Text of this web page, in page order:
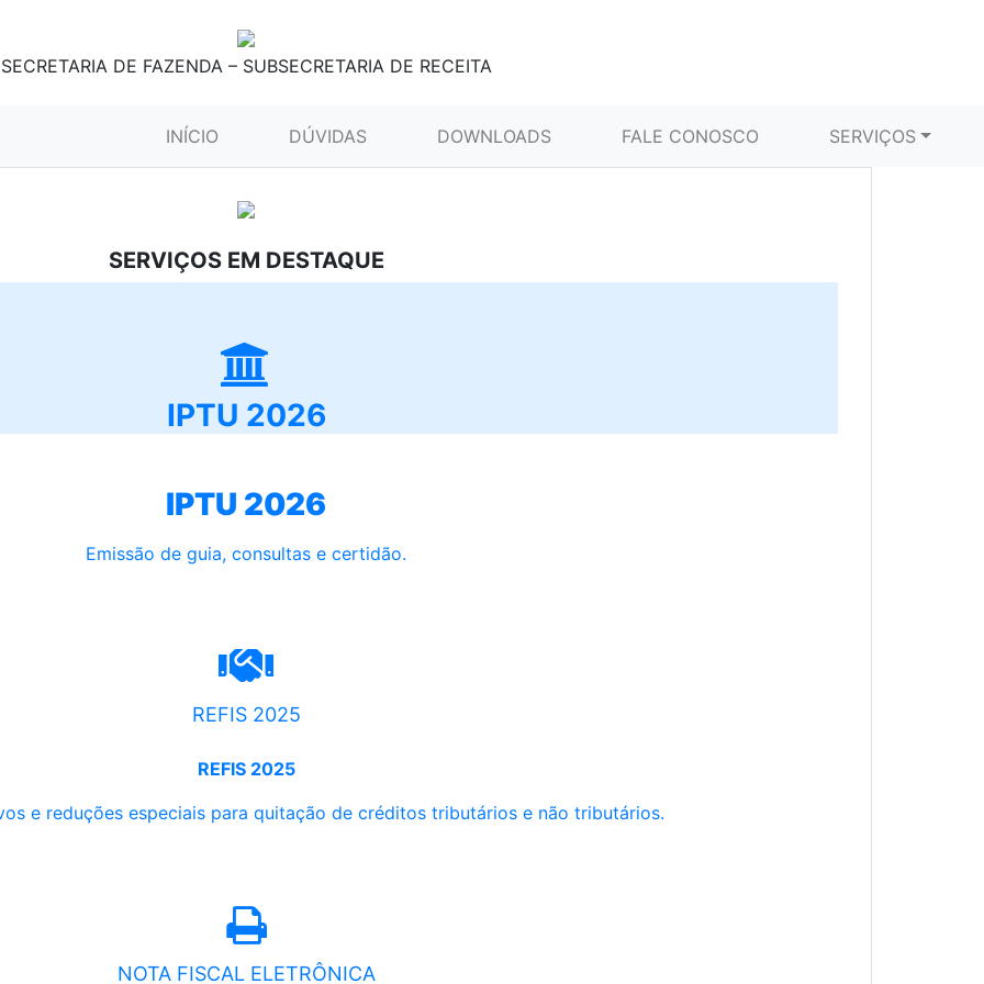
SECRETARIA DE FAZENDA – SUBSECRETARIA DE RECEITA
INÍCIO (CURRENT)DÚVIDAS DOWNLOADS FALE CONOSCO SERVIÇOS
SERVIÇOS EM DESTAQUE
IPTU 2026
IPTU 2026
Emissão de guia, consultas e certidão.
REFIS 2025
REFIS 2025
e reduções especiais para quitação de créditos tributários e não tributários.
NOTA FISCAL ELETRÔNICA